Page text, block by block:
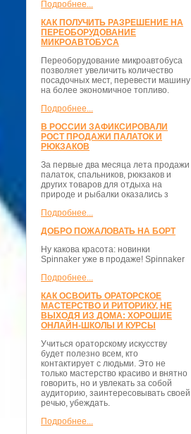
Подробнее...
КАК ПОЛУЧИТЬ РАЗРЕШЕНИЕ НА
ПЕРЕОБОРУДОВАНИЕ
МИКРОАВТОБУСА
Переоборудование микроавтобуса
позволяет увеличить количество
посадочных мест, перевести машину
на более экономичное топливо.
Подробнее...
В РОССИИ ЗАФИКСИРОВАЛИ
РОСТ ПРОДАЖИ ПАЛАТОК И
РЮКЗАКОВ
За первые два месяца лета продажи
палаток, спальников, рюкзаков и
других товаров для отдыха на
природе и рыбалки оказались з
Подробнее...
ДОБРО ПОЖАЛОВАТЬ НА БОРТ
Ну какова красота: новинки
Spinnaker уже в продаже! Spinnaker
Подробнее...
КАК ОСВОИТЬ ОРАТОРСКОЕ
МАСТЕРСТВО И РИТОРИКУ, НЕ
ВЫХОДЯ ИЗ ДОМА: ХОРОШИЕ
ОНЛАЙН-ШКОЛЫ И КУРСЫ
Учиться ораторскому искусству
будет полезно всем, кто
контактирует с людьми. Это не
только мастерство красиво и внятно
говорить, но и увлекать за собой
аудиторию, заинтересовывать своей
речью, убеждать.
Подробнее...